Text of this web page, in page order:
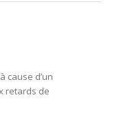
cause d’un
retards de